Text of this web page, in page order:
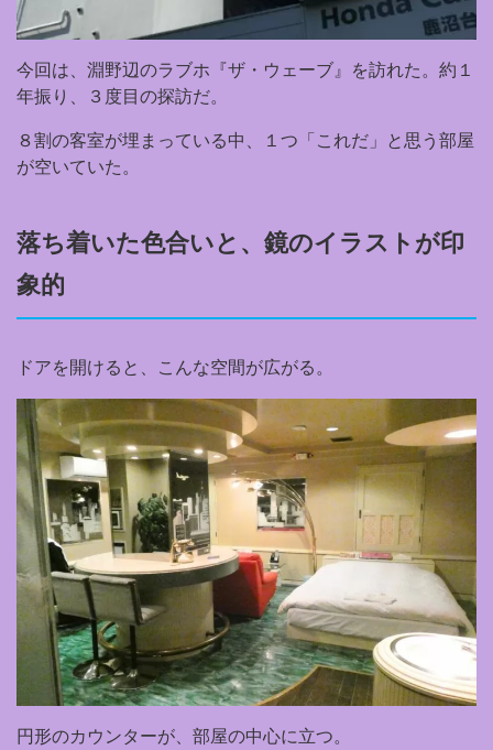
今回は、淵野辺のラブホ『ザ・ウェーブ』を訪れた。約１
年振り、３度目の探訪だ。
８割の客室が埋まっている中、１つ「これだ」と思う部屋
が空いていた。
落ち着いた色合いと、鏡のイラストが印
象的
ドアを開けると、こんな空間が広がる。
円形のカウンターが、部屋の中心に立つ。